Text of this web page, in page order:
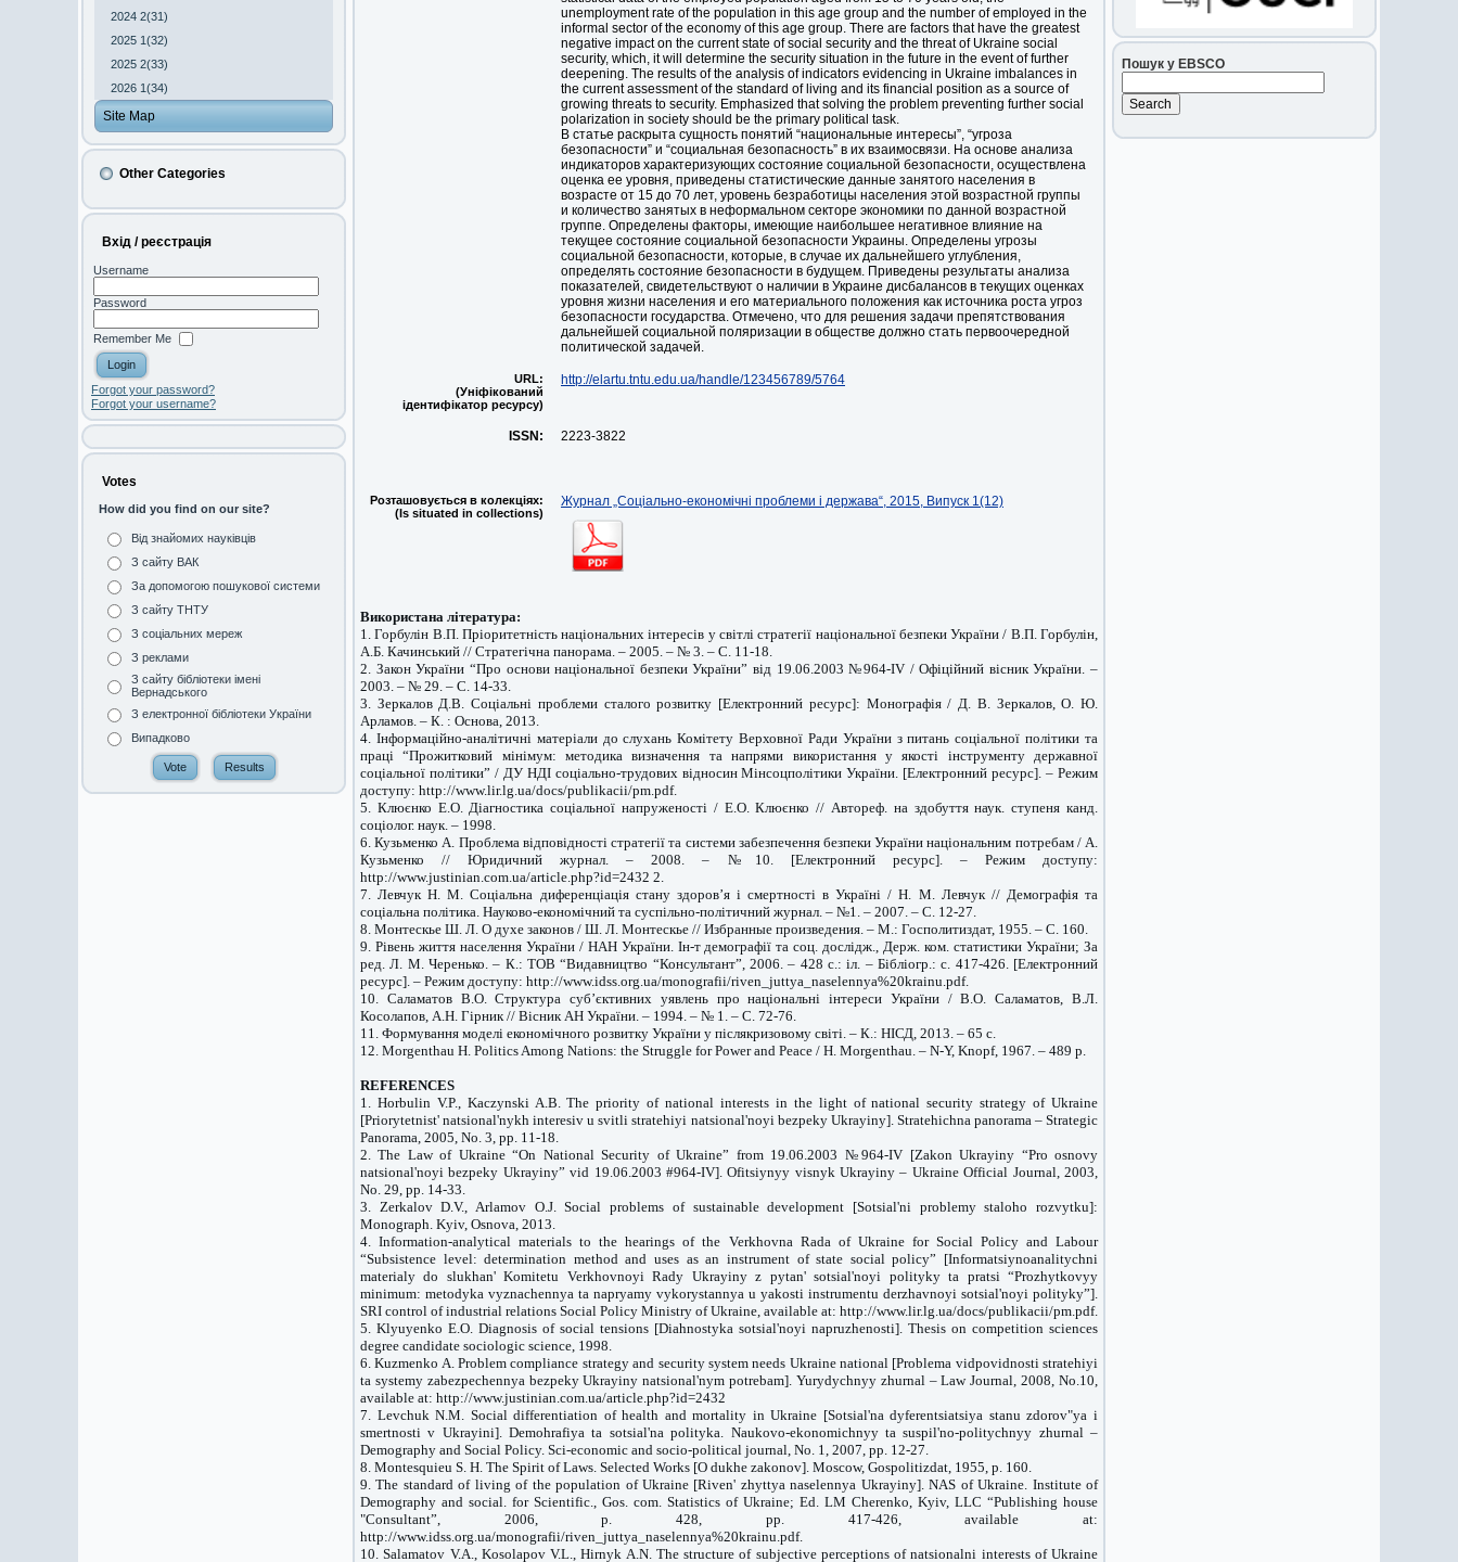
2024 2(31)
2025 1(32)
2025 2(33)
2026 1(34)
Site Map
Other Categories
Вхід / реєстрація
Username
Password
Remember Me
Forgot your password?
Forgot your username?
Votes
How did you find on our site?
Від знайомих науківців
З сайту ВАК
За допомогою пошукової системи
З сайту ТНТУ
З соціальних мереж
З реклами
З сайту бібліотеки імені
Вернадського
З електронної бібліотеки України
Випадково
unemployment rate of the population in this age group and the number of employed in the
informal sector of the economy of this age group. There are factors that have the greatest
negative impact on the current state of social security and the threat of Ukraine social
security, which, it will determine the security situation in the future in the event of further
deepening. The results of the analysis of indicators evidencing in Ukraine imbalances in
the current assessment of the standard of living and its financial position as a source of
growing threats to security. Emphasized that solving the problem preventing further social
polarization in society should be the primary political task.
В статье раскрыта сущность понятий “национальные интересы”, “угроза
безопасности” и “социальная безопасность” в их взаимосвязи. На основе анализа
индикаторов характеризующих состояние социальной безопасности, осуществлена
оценка ее уровня, приведены статистические данные занятого населения в
возрасте от 15 до 70 лет, уровень безработицы населения этой возрастной группы
и количество занятых в неформальном секторе экономики по данной возрастной
группе. Определены факторы, имеющие наибольшее негативное влияние на
текущее состояние социальной безопасности Украины. Определены угрозы
социальной безопасности, которые, в случае их дальнейшего углубления,
определять состояние безопасности в будущем. Приведены результаты анализа
показателей, свидетельствуют о наличии в Украине дисбалансов в текущих оценках
уровня жизни населения и его материального положения как источника роста угроз
безопасности государства. Отмечено, что для решения задачи препятствования
дальнейшей социальной поляризации в обществе должно стать первоочередной
политической задачей.
URL:
(Уніфікований
ідентифікатор ресурсу)
http://elartu.tntu.edu.ua/handle/123456789/5764
ISSN: 2223-3822
Розташовується в колекціях:
(Is situated in collections)
Журнал „Соціально-економічні проблеми і держава“, 2015, Випуск 1(12)
Використана література:
1. Горбулін В.П. Пріоритетність національних інтересів у світлі стратегії національної безпеки України / В.П. Горбулін,
А.Б. Качинський // Стратегічна панорама. – 2005. – № 3. – С. 11-18.
2. Закон України “Про основи національної безпеки України” від 19.06.2003 №964-IV / Офіційний вісник України. –
2003. – № 29. – С. 14-33.
3. Зеркалов Д.В. Соціальні проблеми сталого розвитку [Електронний ресурс]: Монографія / Д. В. Зеркалов, О. Ю.
Арламов. – К. : Основа, 2013.
4. Інформаційно-аналітичні матеріали до слухань Комітету Верховної Ради України з питань соціальної політики та
праці “Прожитковий мінімум: методика визначення та напрями використання у якості інструменту державної
соціальної політики” / ДУ НДІ соціально-трудових відносин Мінсоцполітики України. [Електронний ресурс]. – Режим
доступу: http://www.lir.lg.ua/docs/publikacii/pm.pdf.
5. Клюєнко Е.О. Діагностика соціальної напруженості / Е.О. Клюєнко // Автореф. на здобуття наук. ступеня канд.
соціолог. наук. – 1998.
6. Кузьменко А. Проблема відповідності стратегії та системи забезпечення безпеки України національним потребам / А.
Кузьменко // Юридичний журнал. – 2008. – №10. [Електронний ресурс]. – Режим доступу:
http://www.justinian.com.ua/article.php?id=2432 2.
7. Левчук Н. М. Соціальна диференціація стану здоров’я і смертності в Україні / Н. М. Левчук // Демографія та
соціальна політика. Науково-економічний та суспільно-політичний журнал. – №1. – 2007. – С. 12-27.
8. Монтескье Ш. Л. О духе законов / Ш. Л. Монтескье // Избранные произведения. – М.: Госполитиздат, 1955. – С. 160.
9. Рівень життя населення України / НАН України. Ін-т демографії та соц. дослідж., Держ. ком. статистики України; За
ред. Л. М. Черенько. – К.: ТОВ “Видавництво “Консультант”, 2006. – 428 с.: іл. – Бібліогр.: с. 417-426. [Електронний
ресурс]. – Режим доступу: http://www.idss.org.ua/monografii/riven_juttya_naselennya%20krainu.pdf.
10. Саламатов В.О. Структура суб’єктивних уявлень про нацiональнi iнтереси України / В.О. Саламатов, В.Л.
Косолапов, А.Н. Гiрник // Вiсник АН України. – 1994. – № 1. – С. 72-76.
11. Формування моделі економічного розвитку України у післякризовому світі. – К.: НІСД, 2013. – 65 с.
12. Morgenthau H. Politics Among Nations: the Struggle for Power and Peace / H. Morgenthau. – N-Y, Knopf, 1967. – 489 p.
REFERENCES
1. Horbulin V.P., Kaczynski A.B. The priority of national interests in the light of national security strategy of Ukraine
[Priorytetnist' natsional'nykh interesiv u svitli stratehiyi natsional'noyi bezpeky Ukrayiny]. Stratehichna panorama – Strategic
Panorama, 2005, No. 3, pp. 11-18.
2. The Law of Ukraine “On National Security of Ukraine” from 19.06.2003 №964-IV [Zakon Ukrayiny “Pro osnovy
natsional'noyi bezpeky Ukrayiny” vid 19.06.2003 #964-IV]. Ofitsiynyy visnyk Ukrayiny – Ukraine Official Journal, 2003,
No. 29, pp. 14-33.
3. Zerkalov D.V., Arlamov O.J. Social problems of sustainable development [Sotsial'ni problemy staloho rozvytku]:
Monograph. Kyiv, Osnova, 2013.
4. Information-analytical materials to the hearings of the Verkhovna Rada of Ukraine for Social Policy and Labour
“Subsistence level: determination method and uses as an instrument of state social policy” [Informatsiynoanalitychni
materialy do slukhan' Komitetu Verkhovnoyi Rady Ukrayiny z pytan' sotsial'noyi polityky ta pratsi “Prozhytkovyy
minimum: metodyka vyznachennya ta napryamy vykorystannya u yakosti instrumentu derzhavnoyi sotsial'noyi polityky”].
SRI control of industrial relations Social Policy Ministry of Ukraine, available at: http://www.lir.lg.ua/docs/publikacii/pm.pdf.
5. Klyuyenko E.O. Diagnosis of social tensions [Diahnostyka sotsial'noyi napruzhenosti]. Thesis on competition sciences
degree candidate sociologic science, 1998.
6. Kuzmenko A. Problem compliance strategy and security system needs Ukraine national [Problema vidpovidnosti stratehiyi
ta systemy zabezpechennya bezpeky Ukrayiny natsional'nym potrebam]. Yurydychnyy zhurnal – Law Journal, 2008, No.10,
available at: http://www.justinian.com.ua/article.php?id=2432
7. Levchuk N.M. Social differentiation of health and mortality in Ukraine [Sotsial'na dyferentsiatsiya stanu zdorov"ya i
smertnosti v Ukrayini]. Demohrafiya ta sotsial'na polityka. Naukovo-ekonomichnyy ta suspil'no-politychnyy zhurnal –
Demography and Social Policy. Sci-economic and socio-political journal, No. 1, 2007, pp. 12-27.
8. Montesquieu S. H. The Spirit of Laws. Selected Works [O dukhe zakonov]. Moscow, Gospolitizdat, 1955, p. 160.
9. The standard of living of the population of Ukraine [Riven' zhyttya naselennya Ukrayiny]. NAS of Ukraine. Institute of
Demography and social. for Scientific., Gos. com. Statistics of Ukraine; Ed. LM Cherenko, Kyiv, LLC “Publishing house
"Consultant”, 2006, p. 428, pp. 417-426, available at:
http://www.idss.org.ua/monografii/riven_juttya_naselennya%20krainu.pdf.
10. Salamatov V.A., Kosolapov V.L., Hirnyk A.N. The structure of subjective perceptions of natsionalni interests of Ukraine
Пошук у EBSCO